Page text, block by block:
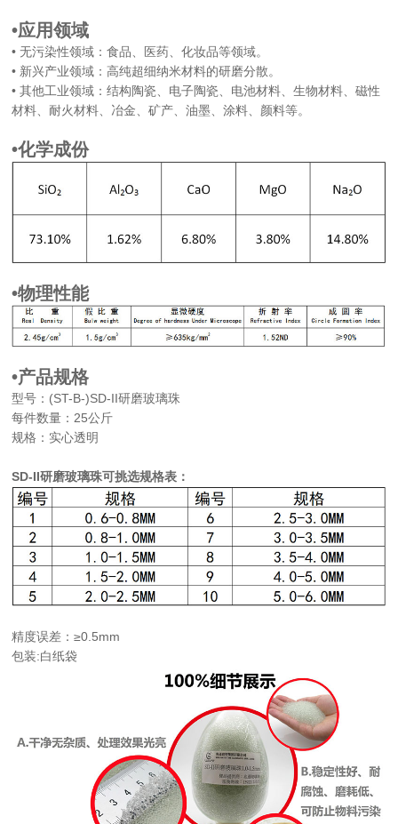
•应用领域
• 无污染性领域：食品、医药、化妆品等领域。
• 新兴产业领域：高纯超细纳米材料的研磨分散。
• 其他工业领域：结构陶瓷、电子陶瓷、电池材料、生物材料、磁性
材料、耐火材料、冶金、矿产、油墨、涂料、颜料等。
•化学成份
•物理性能
•产品规格
型号：(ST-B-)SD-II研磨玻璃珠
每件数量：25公斤
规格：实心透明
SD-II研磨玻璃珠可挑选规格表：
精度误差：≥0.5mm
包装:白纸袋